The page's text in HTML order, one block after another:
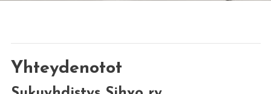
Yhteydenotot